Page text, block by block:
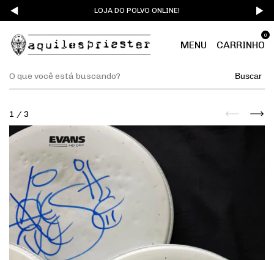
LOJA DO POLVO ONLINE!
MENU CARRINHO
0
Buscar
1 / 3